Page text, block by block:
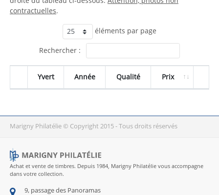
contractuelles.
éléments par page
Rechercher :
Yvert Année Qualité Prix
Marigny Philatélie © Copyright 2015 - Tous droits réservés
Achat et vente de timbres. Depuis 1984, Marigny Philatélie vous accompagne
dans votre collection.
9, passage des Panoramas